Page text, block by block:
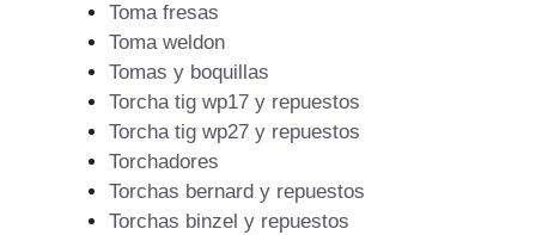
Toma fresas
Toma weldon
Tomas y boquillas
Torcha tig wp17 y repuestos
Torcha tig wp27 y repuestos
Torchadores
Torchas bernard y repuestos
Torchas binzel y repuestos